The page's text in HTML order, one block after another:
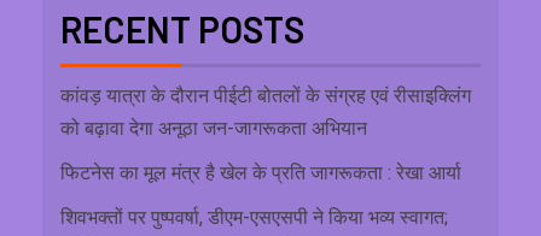
RECENT POSTS
कांवड़ यात्रा के दौरान पीईटी बोतलों के संग्रह एवं रीसाइक्लिंग
को बढ़ावा देगा अनूठा जन-जागरूकता अभियान
फिटनेस का मूल मंत्र है खेल के प्रति जागरूकता : रेखा आर्या
शिवभक्तों पर पुष्पवर्षा, डीएम-एसएसपी ने किया भव्य स्वागत;